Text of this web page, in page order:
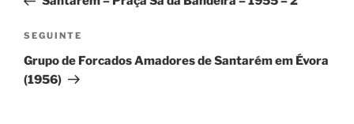
artigos
Conteúdo
seguinte
SEGUINTE
Grupo de Forcados Amadores de Santarém em Évora
(1956)